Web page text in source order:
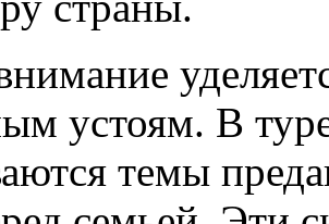
устоям. В
темы